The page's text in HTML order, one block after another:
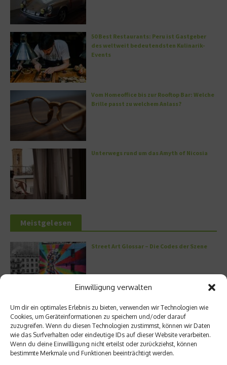
Einwilligung verwalten
Um dir ein optimales Erlebnis zu bieten, verwenden wir Technologien wie
Cookies, um Geräteinformationen zu speichern und/oder darauf
zuzugreifen. Wenn du diesen Technologien zustimmst, können wir Daten
wie das Surfverhalten oder eindeutige IDs auf dieser Website verarbeiten.
Wenn du deine Einwillligung nicht erteilst oder zurückziehst, können
bestimmte Merkmale und Funktionen beeinträchtigt werden.
50 Best Restaurants: Peru ist Gastgeber
des weltweit bedeutendsten Kulinarik-
Events
Vom Homeoffice bis zur Rooftop Bar: Welche
Brille passt zu welchem Anlass?
Unterwegs rund um das Amyth of Nicosia
Meistgelesen
Street Art Glossar – Die Codes der Szene
Architektur: Verrückte Häuser